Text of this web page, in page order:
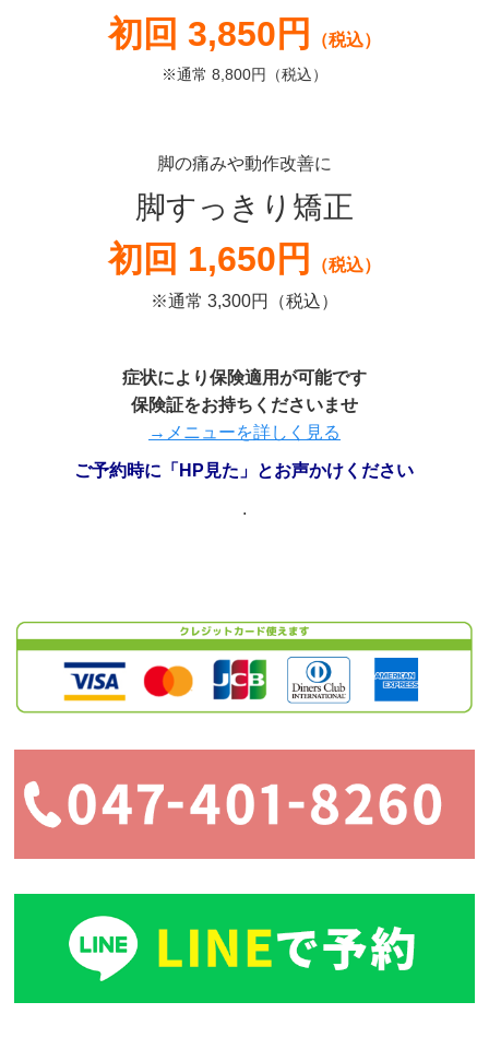
初回 3,850円 （税込）
※通常 8,800円（税込）
脚の痛みや動作改善に
脚すっきり矯正
初回 1,650円
（税込）
※通常 3,300円（税込）
症状により保険適用が可能です
保険証をお持ちくださいませ
→メニューを詳しく見る
ご予約時に「HP見た」とお声かけください
.